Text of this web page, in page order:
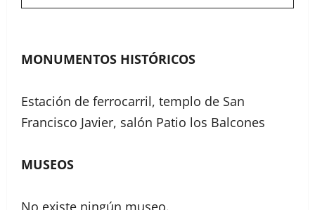
MONUMENTOS HISTÓRICOS
Estación de ferrocarril, templo de San
Francisco Javier, salón Patio los Balcones
MUSEOS
No existe ningún museo.